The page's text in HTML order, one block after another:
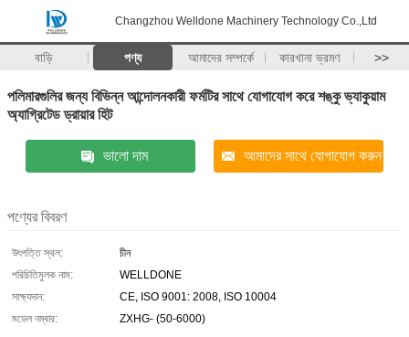
Changzhou Welldone Machinery Technology Co.,Ltd
বাড়ি পণ্য আমাদের সম্পর্কে কারখানা ভ্রমণ >>
পলিমারগুলির জন্য বিভিন্ন আন্দোলনকারী ফর্মটির সাথে যোগাযোগ করে শঙ্কু ভ্যাকুয়াম
অ্যাগ্রিটেড ড্রায়ার হিট
ভালো দাম আমাদের সাথে যোগাযোগ করুন
পণ্যের বিবরণ
উৎপত্তি স্থল:
চীন
পরিচিতিমুলক নাম:
WELLDONE
সাক্ষ্যদান:
CE, ISO 9001: 2008, ISO 10004
মডেল নম্বার:
ZXHG- (50-6000)